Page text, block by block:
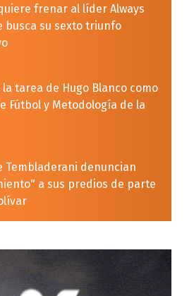
frenar al líder Always
busca su sexto triunfo
la tarea de Hugo Blanco como
Fútbol y Metodología de la
Tembladerani denuncian
a sus predios de parte